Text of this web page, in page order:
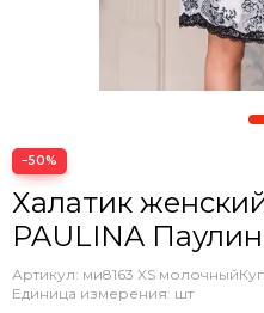
−50%
Халатик
PAULINA
Артикул: ми8163 XS молочный
Единица измерения: шт